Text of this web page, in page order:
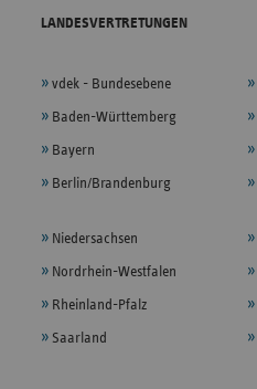
LANDESVERTRETUNGEN
vdek - Bundesebene
Baden-Württemberg
Bayern
Berlin/Brandenburg
Niedersachsen
Nordrhein-Westfalen
Rheinland-Pfalz
Saarland